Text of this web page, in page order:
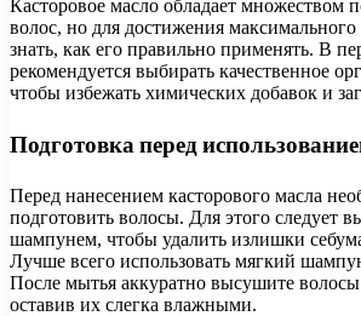
Касторовое масло обладает множеством
волос, но для достижения
знать, как его правильно применять. В
рекомендуется выбирать качественное
чтобы избежать химических добавок и
Подготовка перед
Перед нанесением касторового масла
подготовить волосы. Для этого следует
шампунем, чтобы удалить излишки
Лучше всего использовать мягкий
После мытья аккуратно высушите
оставив их слегка влажными.